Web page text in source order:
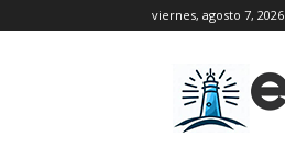
viernes, agosto 7, 2026